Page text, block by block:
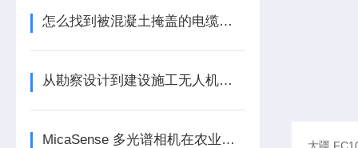
怎么找到被混凝土掩盖的电缆井盖？
从勘察设计到建设施工无人机全方面赋能工程建设
MicaSense 多光谱相机在农业中的应用